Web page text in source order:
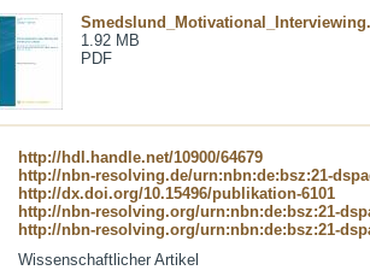
1.92 MB
PDF
http://hdl.handle.net/10900/64679
http://nbn-resolving.de/urn:nbn:de:bsz:21-
http://dx.doi.org/10.15496/publikation-6101
http://nbn-resolving.org/urn:nbn:de:bsz:21-
http://nbn-resolving.org/urn:nbn:de:bsz:21-
Wissenschaftlicher Artikel